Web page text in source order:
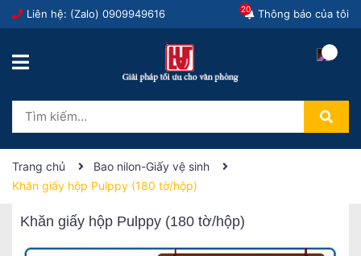
Liên hệ: (Zalo) 0909949616 Thông báo của tôi
20
Trang chủ
Bao nilon-Giấy vệ sinh
Khăn giấy hộp Pulppy (180 tờ/hộp)
Khăn giấy hộp Pulppy (180 tờ/hộp)